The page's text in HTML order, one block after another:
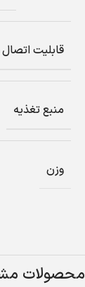
قابلیت
منبع تغذیه
وزن
محصولات